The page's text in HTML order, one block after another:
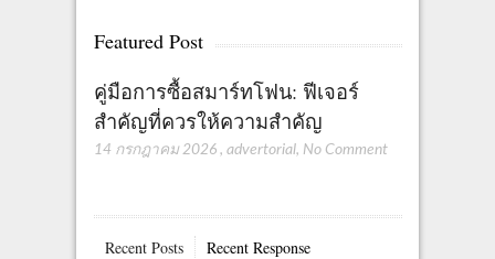
Featured Post
คู่มือการซื้อสมาร์ทโฟน: ฟีเจอร์
สำคัญที่ควรให้ความสำคัญ
14 กรกฎาคม 2026 , advertorial, No Comment
Recent Posts Recent Response